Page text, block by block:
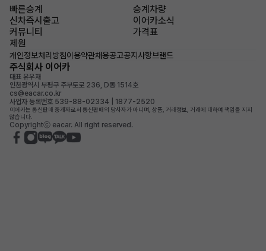
빠른승계
승계차량
신차즉시출고
이어카소식
커뮤니티
가격표
제원
개인정보처리방침이용약관채용공고공지사항브랜드
주식회사 이어카
대표 유우재
인천광역시 부평구 주부토로 236, D동 1514호
cs@eacar.co.kr
사업자 등록번호 539-88-02334 | 1877-2520
이어카는 통신판매 중개자로서 통신판매의 당사자가 아니며, 상품, 거래정보, 거래에 대하여 책임을 지지
않습니다.
Copyrightⓒ eacar. All right reserved.